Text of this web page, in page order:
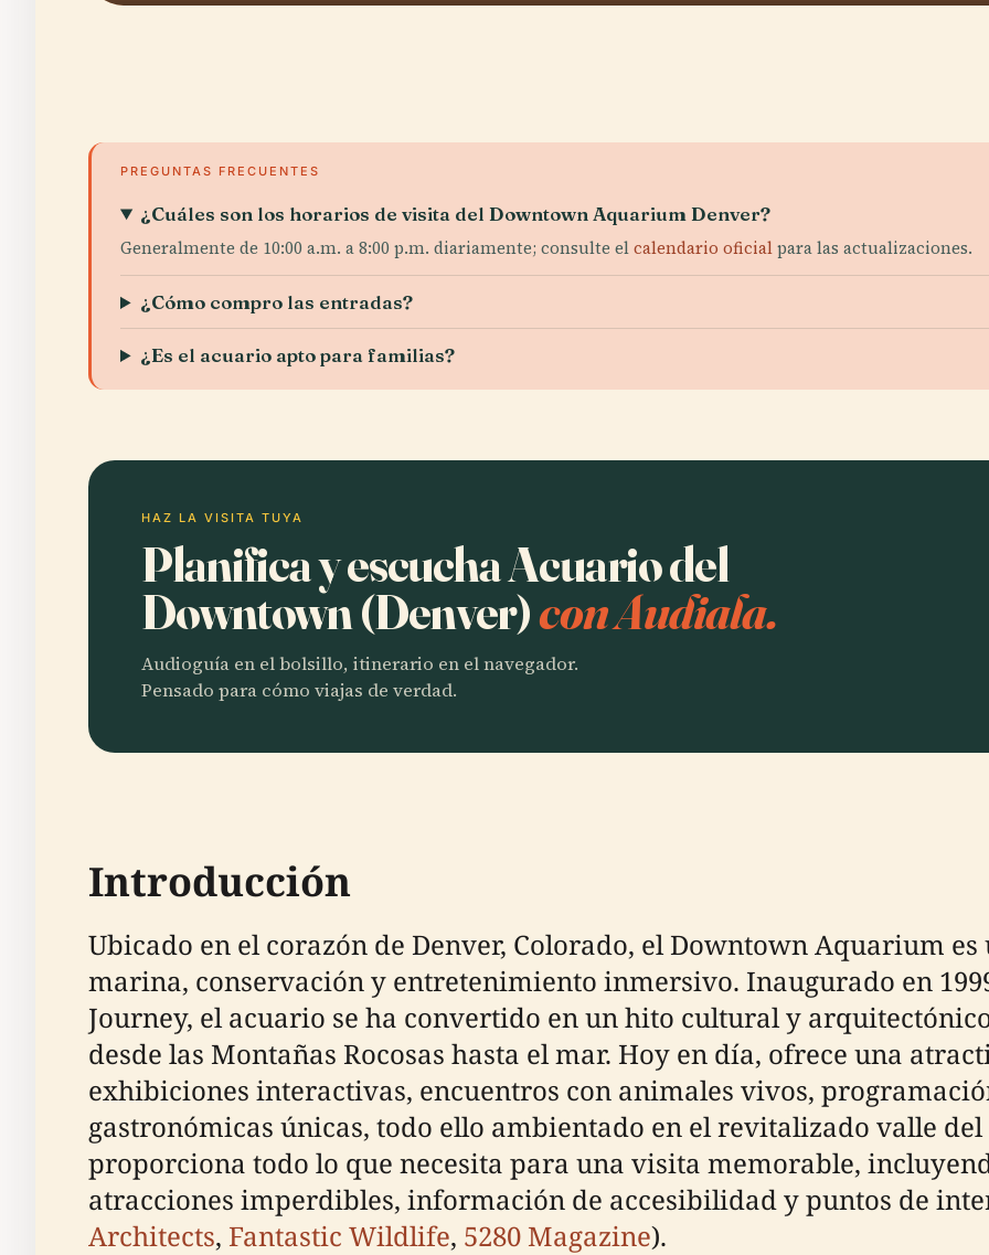
PREGUNTAS FRECUENTES
¿Cuáles son los horarios de visita del Downtown Aquarium Denver?
Generalmente de 10:00 a.m. a 8:00 p.m. diariamente; consulte elcalendario oficialpara las actualizaciones.
¿Cómo compro las entradas?
¿Es el acuario apto para familias?
HAZ LA VISITA TUYA
Planifica y escucha Acuario del
Downtown (Denver)con Audiala.
Audioguía en el bolsillo, itinerario en el navegador.
Pensado para cómo viajas de verdad.
Introducción
Ubicado en el corazón de Denver, Colorado, el Downtown Aquarium
marina, conservación y entretenimiento inmersivo. Inaugurado en
Journey, el acuario se ha convertido en un hito cultural y
desde las Montañas Rocosas hasta el mar. Hoy en día, ofrece una
exhibiciones interactivas, encuentros con animales vivos,
gastronómicas únicas, todo ello ambientado en el revitalizado valle del
proporciona todo lo que necesita para una visita memorable,
atracciones imperdibles, información de accesibilidad y puntos de
Architects, Fantastic Wildlife, 5280 Magazine).